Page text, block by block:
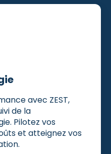
avec ZEST,
de la
Pilotez vos
et atteignez vos